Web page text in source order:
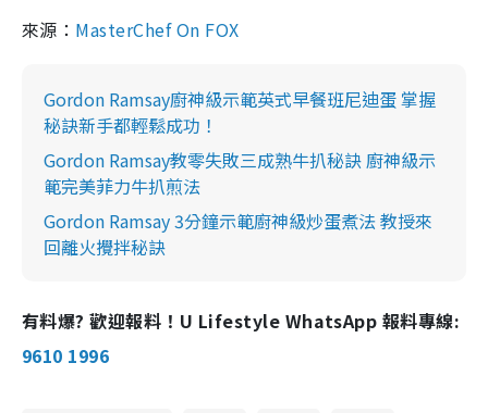
來源： MasterChef On FOX
Gordon Ramsay廚神級示範英式早餐班尼迪蛋 掌握
秘訣新手都輕鬆成功！
Gordon Ramsay教零失敗三成熟牛扒秘訣 廚神級示
範完美菲力牛扒煎法
Gordon Ramsay 3分鐘示範廚神級炒蛋煮法 教授來
回離火攪拌秘訣
有料爆? 歡迎報料！U Lifestyle WhatsApp 報料專線:
9610 1996